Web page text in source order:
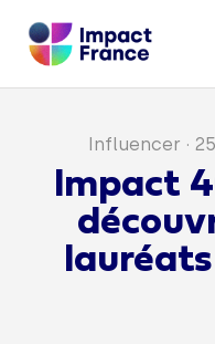
Influencer ·
Impact